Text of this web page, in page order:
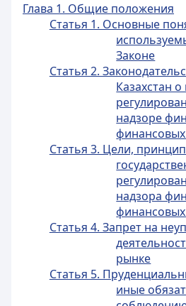
Глава 1. Общие положения
Статья 1. Основные
Законе
Статья 2.
Казахстан
надзоре
Статья 3. Цели,
надзора
Статья 4. Запрет на
рынке
Статья 5.
иные